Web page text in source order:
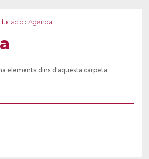
› Agenda
elements dins d'aquesta carpeta.